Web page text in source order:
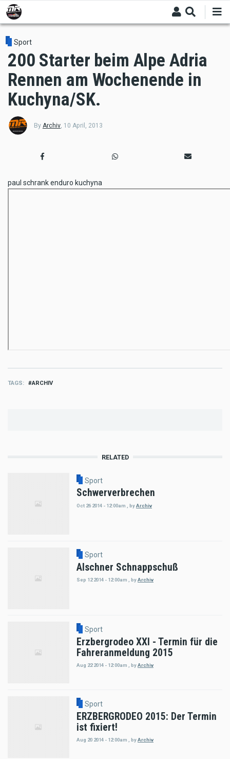
Skip
to
main
content
Sport
200 Starter beim Alpe Adria
Rennen am Wochenende in
Kuchyna/SK.
By Archiv, 10 April, 2013
paul schrank enduro kuchyna
TAGS ARCHIV
RELATED
Sport
Schwerverbrechen
Oct 26 2014 - 12:00am byArchiv
Sport
Alschner Schnappschuß
Sep 12 2014 - 12:00am , byArchiv
Sport
Erzbergrodeo XXI - Termin für die
Fahreranmeldung 2015
Aug 22 2014 - 12:00am byArchiv
Sport
ERZBERGRODEO 2015: Der Termin
ist fixiert!
Aug 20 2014 - 12:00am byArchiv